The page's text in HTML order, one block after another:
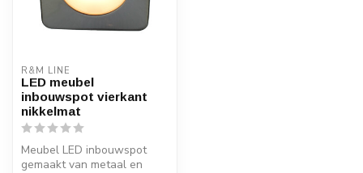
R&M LINE
LED meubel
inbouwspot vierkant
nikkelmat
Meubel LED inbouwspot
gemaakt van metaal en